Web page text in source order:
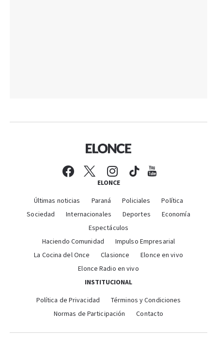
ELONCE
Últimas noticias Paraná Policiales
Política
Sociedad
Internacionales Deportes
Economía
Espectáculos
Haciendo Comunidad
Impulso Empresarial
La Cocina del Once
Clasionce
Elonce en vivo
Elonce Radio en vivo
INSTITUCIONAL
Política de Privacidad
Términos y Condiciones
Normas de Participación
Contacto